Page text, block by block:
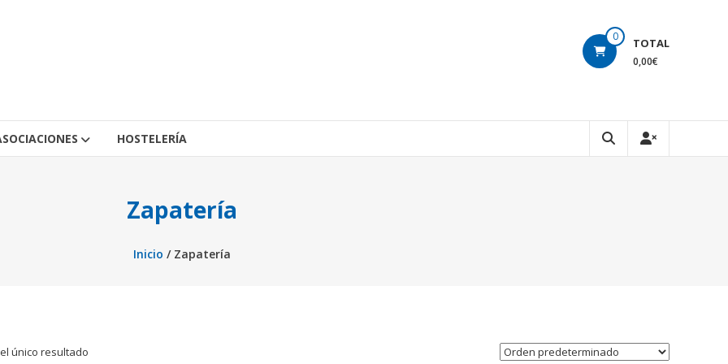
0 TOTAL
0,00€
HOSTELERÍA
Zapatería
Inicio / Zapatería
único resultado